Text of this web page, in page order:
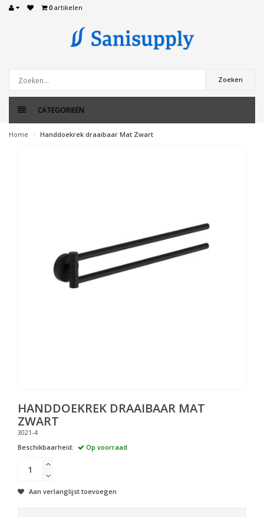
0 artikelen
Zoeken
CATEGORIEËN
Home Handdoekrek draaibaar Mat Zwart
HANDDOEKREK DRAAIBAAR MAT
ZWART
3021-4
Beschikbaarheid:
Op voorraad
Aan verlanglijst toevoegen